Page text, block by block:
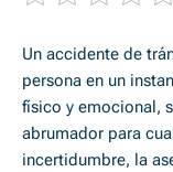
Un accidente de
persona en un
físico y emocional,
abrumador para
incertidumbre, la